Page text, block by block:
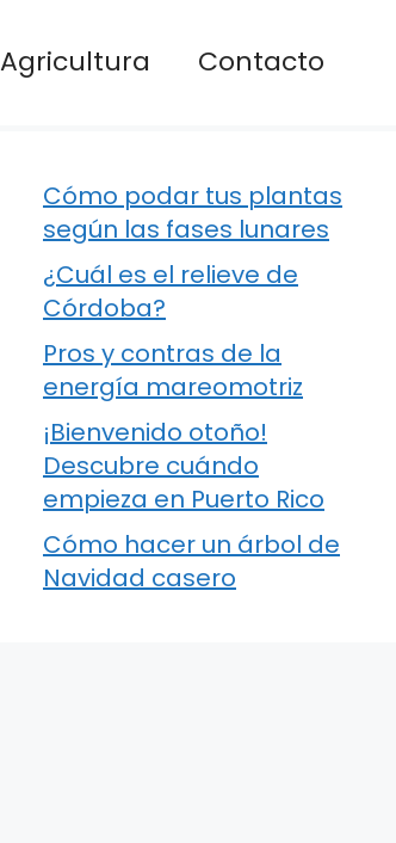
Agricultura Contacto
Cómo podar tus plantas
según las fases lunares
¿Cuál es el relieve de
Córdoba?
Pros y contras de la
energía mareomotriz
¡Bienvenido otoño!
Descubre cuándo
empieza en Puerto Rico
Cómo hacer un árbol de
Navidad casero